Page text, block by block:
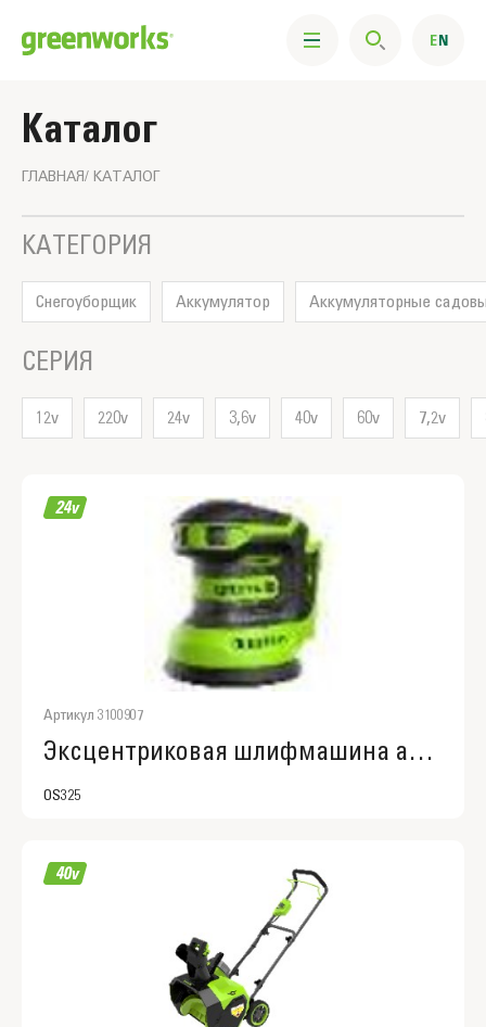
Каталог
ГЛАВНАЯ КАТАЛОГ
Фильтры
КАТЕГОРИЯ
Cнегоуборщик Аккумулятор Аккумуляторные
СЕРИЯ
12v 220v 24v 3,6v 40v 60v 7,2v
Артикул 3100907
Эксцентриковая шлифмашина акк. Greenworks OS325, 24V, 3100907
OS325